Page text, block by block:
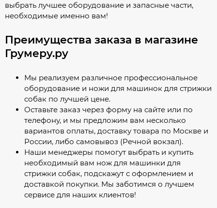
выбрать лучшее оборудование и запасные части,
необходимые именно вам!
Преимущества заказа в магазине
Грумеру.ру
Мы реализуем различное профессиональное
оборудование и ножи для машинок для стрижки
собак по лучшей цене.
Оставьте заказ через форму на сайте или по
телефону, и мы предложим вам несколько
вариантов оплаты, доставку товара по Москве и
России, либо самовывоз (Речной вокзал).
Наши менеджеры помогут выбрать и купить
необходимый вам нож для машинки для
стрижки собак, подскажут с оформлением и
доставкой покупки. Мы заботимся о лучшем
сервисе для наших клиентов!